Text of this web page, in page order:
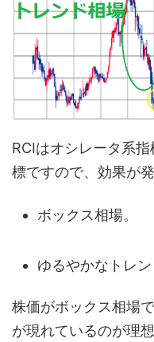
RCIはオシレータ系
標ですので、効果が
ボックス相場。
ゆるやかなトレン
株価がボックス相場
が現れているのが理想